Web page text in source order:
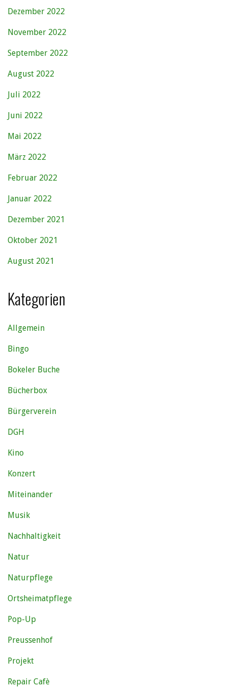
Dezember 2022
November 2022
September 2022
August 2022
Juli 2022
Juni 2022
Mai 2022
März 2022
Februar 2022
Januar 2022
Dezember 2021
Oktober 2021
August 2021
Kategorien
Allgemein
Bingo
Bokeler Buche
Bücherbox
Bürgerverein
DGH
Kino
Konzert
Miteinander
Musik
Nachhaltigkeit
Natur
Naturpflege
Ortsheimatpflege
Pop-Up
Preussenhof
Projekt
Repair Cafè